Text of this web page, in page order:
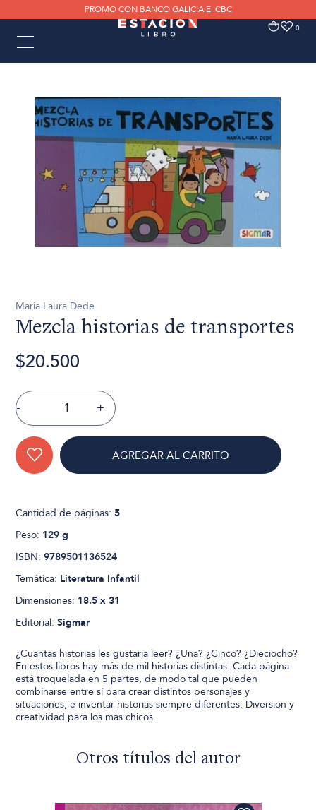
PROMO CON BANCO GALICIA E ICBC
0 0
Maria Laura Dede
Mezcla historias de transportes
$20.500
- +
AGREGAR AL CARRITO
Cantidad de páginas:5
Peso: 129 g
ISBN:9789501136524
Temática: Literatura Infantil
Dimensiones: 18.5 x 31
Editorial:Sigmar
¿Cuántas historias les gustaría leer? ¿Una? ¿Cinco? ¿Dieciocho?
En estos libros hay más de mil historias distintas. Cada página
está troquelada en 5 partes, de modo tal que pueden
combinarse entre sí para crear distintos personajes y
situaciones, e inventar historias siempre diferentes. Diversión y
creatividad para los mas chicos.
Otros títulos del autor